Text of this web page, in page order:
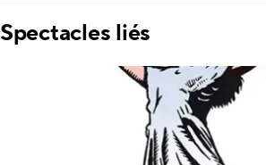
Spectacles liés